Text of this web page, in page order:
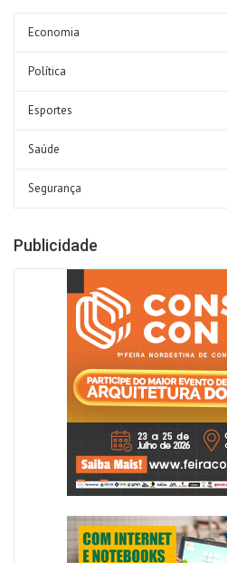
Economia
Política
Esportes
Saúde
Segurança
Publicidade